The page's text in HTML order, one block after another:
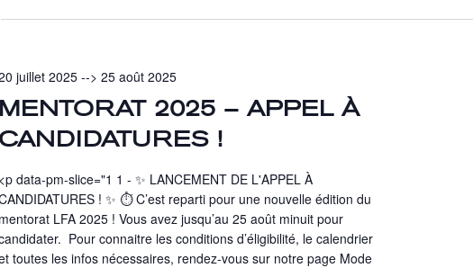
MENTORAT 2025 – APPEL À
CANDIDATURES !
juillet 2025 -->25 août 2025
<p data-pm-slice="1 1 - ✨ LANCEMENT DE L'APPEL À
! ✨ ⏱️ C’est reparti pour une nouvelle édition du
mentorat LFA 2025 ! Vous avez jusqu’au 25 août minuit pour
Pour connaitre les conditions d’éligibilité, le calendrier
toutes les infos nécessaires, rendez-vous sur notre page Mode